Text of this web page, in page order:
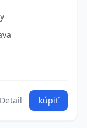
Detail kúpiť